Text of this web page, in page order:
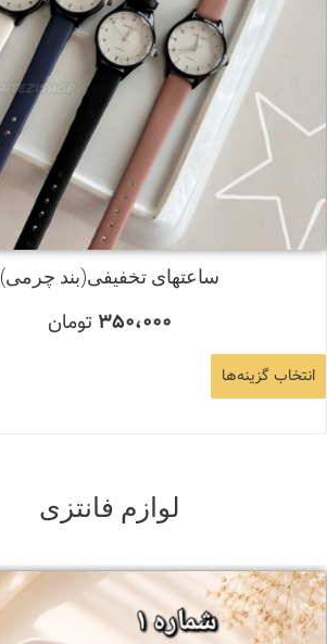
ساعتهای تخفیفی(بند چرمی)
350،000 تومان
انتخاب گزینه‌ها
لوازم فانتزی